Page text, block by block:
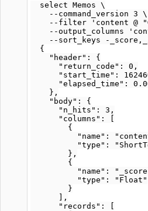
  select Memos \
    --command_version 3 \
--filter 'content @
--output_columns
--sort_keys -
  {
    "header": {
      "return_code": 0,
"start_time":
"elapsed_time":
    },
    "body": {
      "n_hits": 3,
      "columns": [
        {
"name":
"type":
        },
        {
"name":
          "type": "Float"
        }
      ],
      "records": [